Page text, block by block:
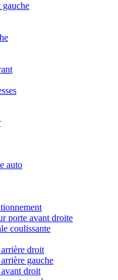
auto
porte avant droite
coulissante
droit
gauche
droit